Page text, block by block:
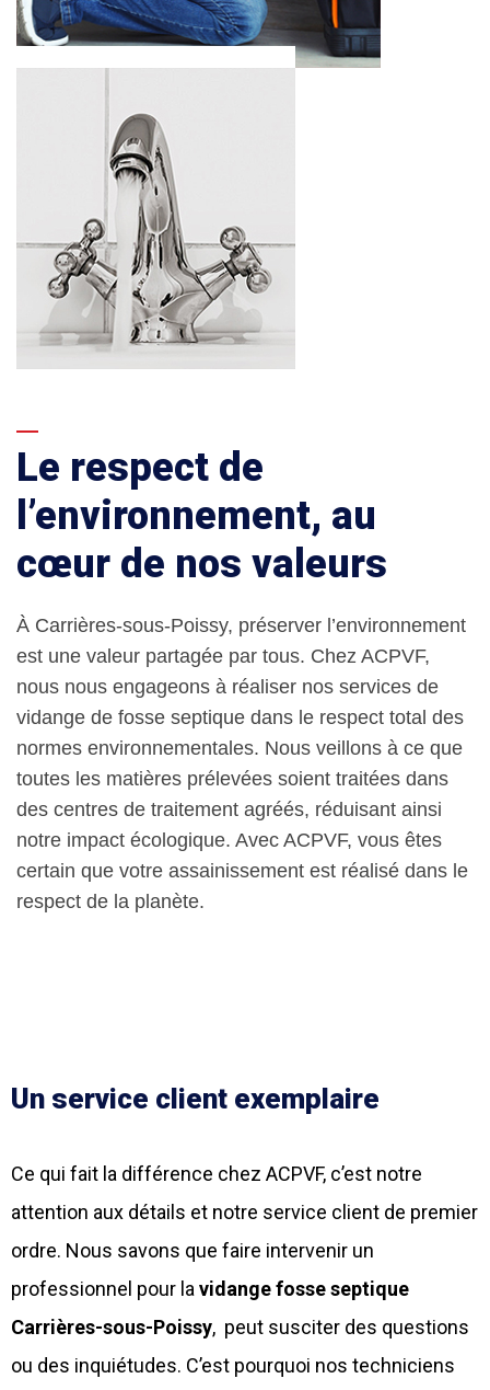
Le respect de
l’environnement, au
cœur de nos valeurs
À Carrières-sous-Poissy, préserver l’environnement
est une valeur partagée par tous. Chez ACPVF,
nous nous engageons à réaliser nos services de
vidange de fosse septique dans le respect total des
normes environnementales. Nous veillons à ce que
toutes les matières prélevées soient traitées dans
des centres de traitement agréés, réduisant ainsi
notre impact écologique. Avec ACPVF, vous êtes
certain que votre assainissement est réalisé dans le
respect de la planète.
Un service client exemplaire
Ce qui fait la différence chez ACPVF, c’est notre
attention aux détails et notre service client de premier
ordre. Nous savons que faire intervenir un
professionnel pour la vidange fosse septique
Carrières-sous-Poissy, peut susciter des questions
ou des inquiétudes. C’est pourquoi nos techniciens